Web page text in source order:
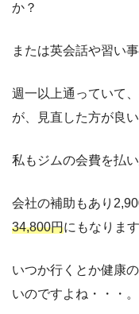
か？
または英会話や習い
週一以上通っていて
が、見直した方が良
私もジムの会費を払
会社の補助もあり
34,800円にもなります
いつか行くとか健康
いのですよね・・・。